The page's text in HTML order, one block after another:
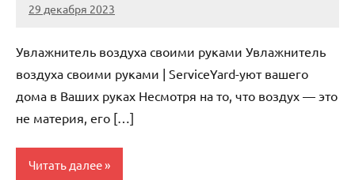
29 декабря 2023
avtogear63_r
Нет
Увлажнитель воздуха своими руками Увлажнитель
воздуха своими руками | ServiceYard-уют вашего
дома в Ваших руках Несмотря на то, что воздух — это
не материя, его […]
Читать далее